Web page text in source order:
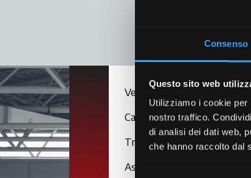
Consenso
Questo sito web
Utilizziamo i cookie
nostro traffico.
di analisi dei dati web,
che hanno raccolto dal
Versioni
Cabina
Trasmissione
Assale